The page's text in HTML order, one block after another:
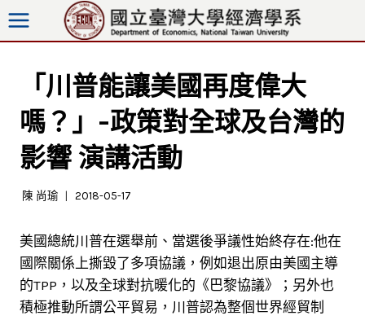
跳
至
「川普能讓美國再度偉大
嗎？」-政策對全球及台灣的
影響 演講活動
陳 尚瑜 2018-05-17
美國總統川普在選舉前、當選後爭議性始終存在:他在
國際關係上撕毀了多項協議，例如退出原由美國主導
的TPP，以及全球對抗暖化的《巴黎協議》；另外也
積極推動所謂公平貿易，川普認為整個世界經貿制